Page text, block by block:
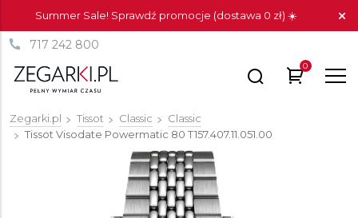
Summer Sale! Sprawdź promocje (dostawa 0 zł) ☀️
717 242 800
0
Zegarki.pl Tissot Classic
Classic
Tissot Visodate Powermatic 80 T157.407.11.051.00